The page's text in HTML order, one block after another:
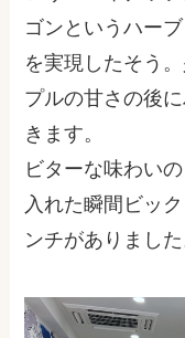
ゴンというハー
を実現したそう
プルの甘さの後
きます。
ビターな味わい
入れた瞬間ビッ
ンチがありました